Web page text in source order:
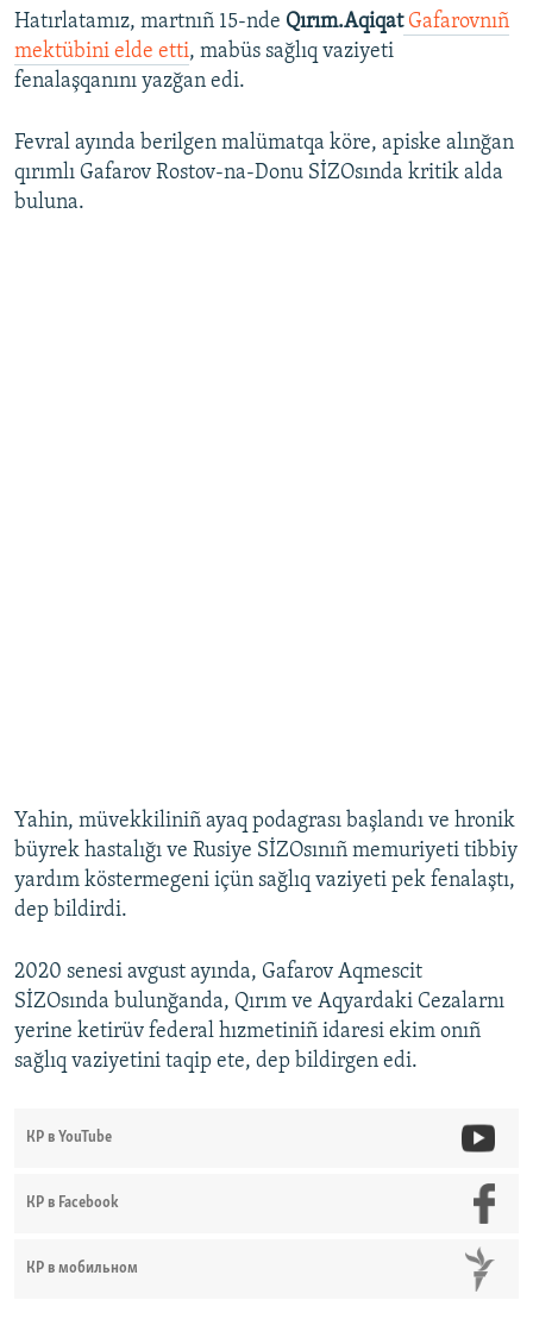
Hatırlatamız, martnıñ 15-nde Qırım.Aqiqat Gafarovnıñ
mektübini elde etti, mabüs sağlıq vaziyeti
fenalaşqanını yazğan edi.
Fevral ayında berilgen malümatqa köre, apiske alınğan
qırımlı Gafarov Rostov-na-Donu SİZOsında kritik alda
buluna.
Yahin, müvekkiliniñ ayaq podagrası başlandı ve hronik
büyrek hastalığı ve Rusiye SİZOsınıñ memuriyeti tibbiy
yardım köstermegeni içün sağlıq vaziyeti pek fenalaştı,
dep bildirdi.
2020 senesi avgust ayında, Gafarov Aqmescit
SİZOsında bulunğanda, Qırım ve Aqyardaki Cezalarnı
yerine ketirüv federal hızmetiniñ idaresi ekim onıñ
sağlıq vaziyetini taqip ete, dep bildirgen edi.
КР в YouTube
КР в Facebook
КР в мобильном